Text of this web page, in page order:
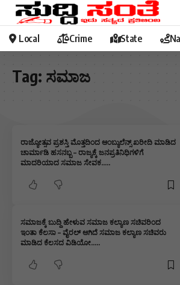
Local Crime State
Tag: ಸಮಾಜ
ರಾಜ್ಯೋತ್ಸವ ಪ್ರಶಸ್ತಿ ಮೊತ್ತದಿಂದ ಆಂಬ್ಯುಲೆನ್ಸ್ ಖರೀದಿ ಮಾಡಿದ
ಚಾರ್ಮಾಡಿ ಹಸನಬ್ಬ – ರಾಜ್ಯಕ್ಕೆ ಜನಪ್ರತಿನಿಧಿಗಳಿಗೆ
ಮಾದರಿಯಾದ ಸಮಾಜ ಸೇವಕ…..
ಸಮಾಜಕ್ಕೆ ಬುದ್ದಿ ಹೇಳುವ ಸಮಾಜ ಕಲ್ಯಾಣ ಸಚಿವರಿಂದ
ಇಂತಾ ಕೆಲಸಾ – ವೈರಲ್ ಆಗಿದೆ ಸಮಾಜ ಕಲ್ಯಾಣ ಸಚಿವರು
ಮಾಡಿದ ಕೆಲಸದ ವಿಡಿಯೋ…..